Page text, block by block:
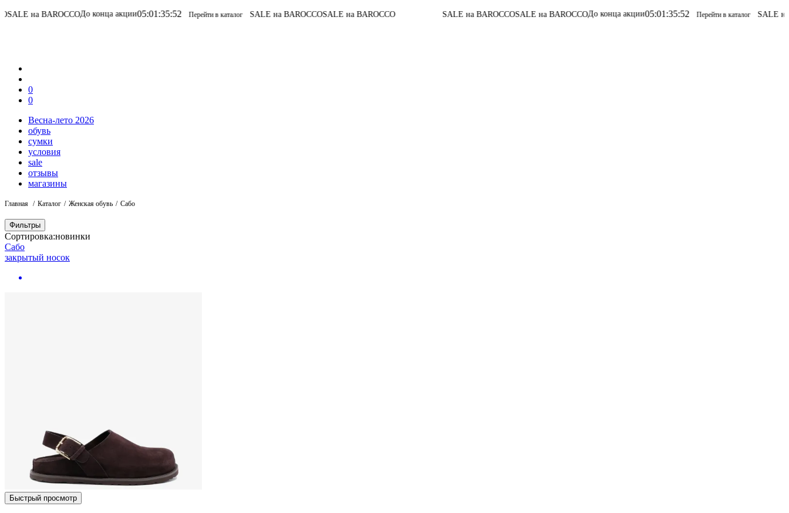
на BAROCCOДо конца акции05:01:35:52 Перейти в каталог SALE на BAROCCOSALE на BAROCCO SALE на BAROCCOSALE на BAROCCOДо конца акции05:01:35:52 Перейти в каталог SALE на
0
0
Весна-лето 2026
обувь
сумки
условия
sale
отзывы
магазины
Главная Каталог Женская обувь Сабо
Фильтры
Сортировка:новинки
Сабо
закрытый носок
Быстрый просмотр